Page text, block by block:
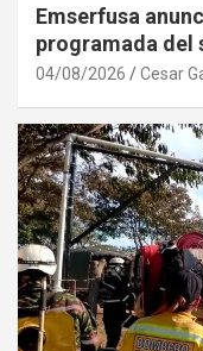
Emserfusa
programada del
04/08/2026 Cesar